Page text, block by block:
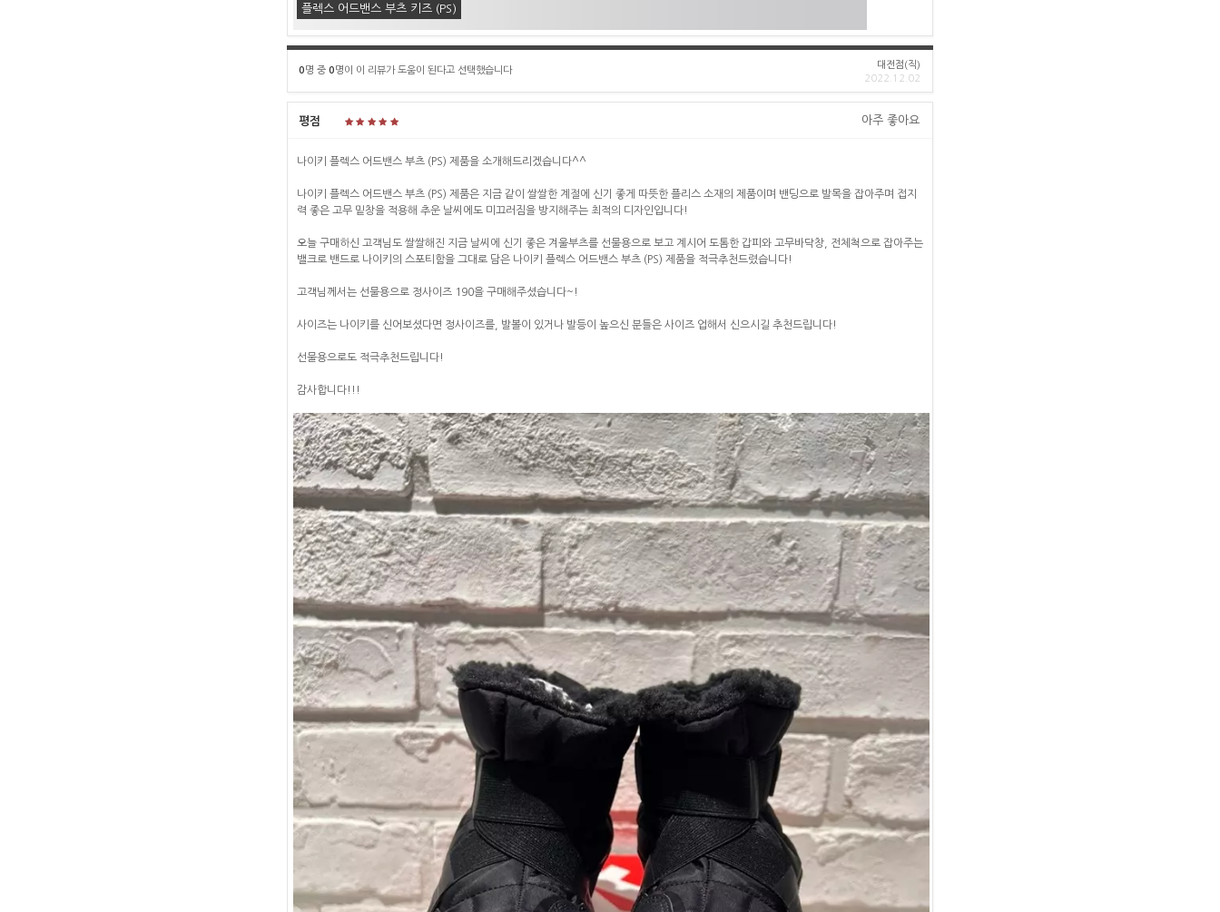
플렉스 어드밴스 부츠 키즈 (PS)
0명 중 0명이 이 리뷰가 도움이 된다고 선택했습니다
대전점(직)
2022.12.02
평점 아주 좋아요
나이키 플렉스 어드밴스 부츠 (PS) 제품을 소개해드리겠습니다^^
나이키 플렉스 어드밴스 부츠 (PS) 제품은 지금 같이 쌀쌀한 계절에 신기 좋게 따뜻한 플리스 소재의 제품이며 밴딩으로 발목을 잡아주며 접지
력 좋은 고무 밑창을 적용해 추운 날씨에도 미끄러짐을 방지해주는 최적의 디자인입니다!
오늘 구매하신 고객님도 쌀쌀해진 지금 날씨에 신기 좋은 겨울부츠를 선물용으로 보고 계시어 도톰한 갑피와 고무바닥창, 전체척으로 잡아주는
밸크로 밴드로 나이키의 스포티함을 그대로 담은 나이키 플렉스 어드밴스 부츠 (PS) 제품을 적극추천드렸습니다!
고객님께서는 선물용으로 정사이즈 190을 구매해주셨습니다~!
사이즈는 나이키를 신어보셨다면 정사이즈를, 발볼이 있거나 발등이 높으신 분들은 사이즈 업해서 신으시길 추천드립니다!
선물용으로도 적극추천드립니다!
감사합니다!!!